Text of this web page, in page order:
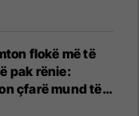
flokë më të
pak rënie:
çfarë mund të